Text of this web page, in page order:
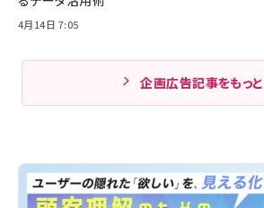
4月14日 7:05
企画広告記事をもっ